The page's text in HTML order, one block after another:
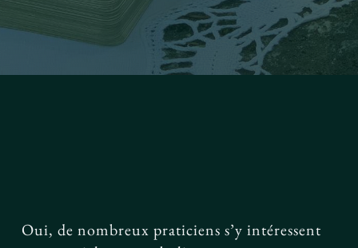
Facebook
Oui, de nombreux praticiens s’y intéressent